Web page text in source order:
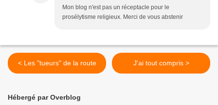
Mon blog n'est pas un réceptacle pour le
prosélytisme religieux. Merci de vous abstenir
< Les "tueurs" de la route J'ai tout compris >
Hébergé par Overblog